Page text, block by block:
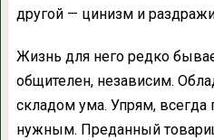
другой — цинизм и
Жизнь для него редко
общителен, независим.
складом ума. Упрям, всегда
нужным. Преданный